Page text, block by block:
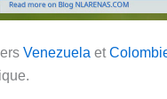
Venezuela et